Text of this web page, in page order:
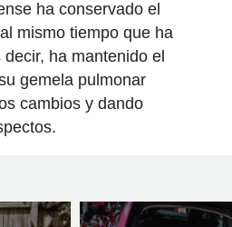
ha conservado el
mismo tiempo que ha
ha mantenido el
gemela pulmonar
cambios y dando